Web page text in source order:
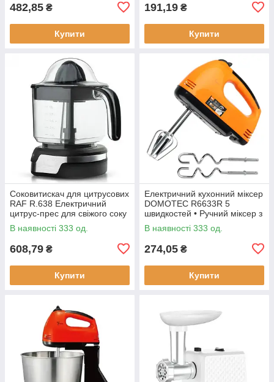
482,85 ₴
Купити
191,19 ₴
Купити
Соковитискач для цитрусових
RAF R.638 Електричний
цитрус-прес для свіжого соку
В наявності 333 од.
608,79 ₴
Купити
Електричний кухонний міксер
DOMOTEC R6633R 5
швидкостей • Ручний міксер з
насадками для збивання та
замішування тіста
В наявності 333 од.
274,05 ₴
Купити